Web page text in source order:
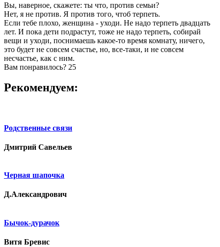
Вы, наверное, скажете: ты что, против семьи?
Нет, я не против. Я против того, чтоб терпеть.
Если тебе плохо, женщина - уходи. Не надо терпеть двадцать
лет. И пока дети подрастут, тоже не надо терпеть, собирай
вещи и уходи, поснимаешь какое-то время комнату, ничего,
это будет не совсем счастье, но, все-таки, и не совсем
несчастье, как с ним.
Вам понравилось? 25
Рекомендуем:
Родственные связи
Дмитрий Савельев
Черная шапочка
Д.Александрович
Бычок-дурачок
Витя Бревис